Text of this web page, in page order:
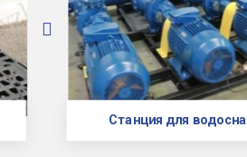
Станция для